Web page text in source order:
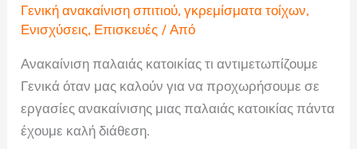
Γενική ανακαίνιση σπιτιού,γκρεμίσματα τοίχων,
Ενισχύσεις, Επισκευές / Από
Ανακαίνιση παλαιάς κατοικίας τι αντιμετωπίζουμε
Γενικά όταν μας καλούν για να προχωρήσουμε σε
εργασίες ανακαίνισης μιας παλαιάς κατοικίας πάντα
έχουμε καλή διάθεση.